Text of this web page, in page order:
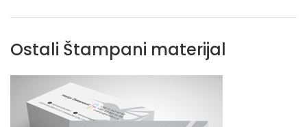
Ostali Štampani materijal